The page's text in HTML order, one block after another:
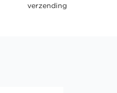
verzending